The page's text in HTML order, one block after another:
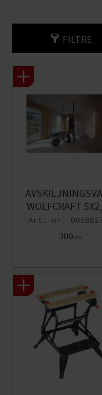
FILTRE
WOLFCRAFT
300DKK